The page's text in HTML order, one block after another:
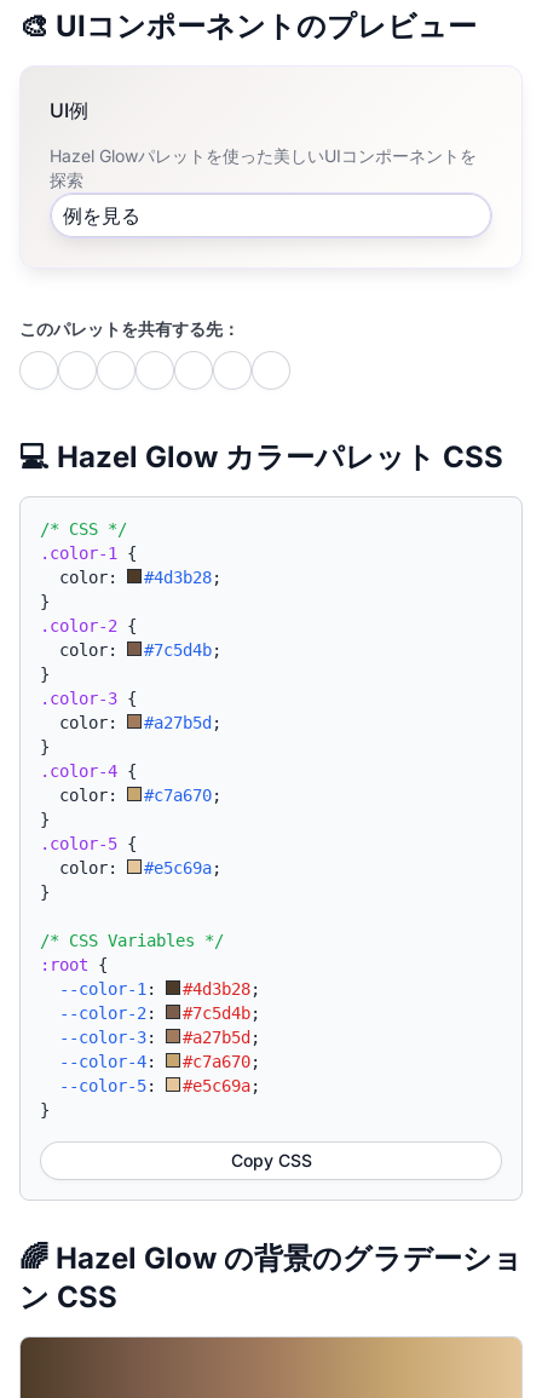
🎨 UIコンポーネントのプレビュー
UI例
Hazel Glowパレットを使った美しいUIコンポーネントを
探索
例を見る
このパレットを共有する先：
💻 Hazel Glow カラーパレット CSS
/* CSS */
.color-1
{
  color:
#4d3b28;
}
.color-2 {
  color:
#7c5d4b;
}
.color-3 {
  color:
#a27b5d ;
}
.color-4 {
  color:
#c7a670;
}
.color-5 {
  color:
#e5c69a;
}
/* CSS Variables */
:root {
--color-1 : #4d3b28;
--color-2 : #7c5d4b;
--color-3: #a27b5d ;
--color-4: #c7a670;
--color-5: #e5c69a;
}
Copy CSS
🌈 Hazel Glow の背景のグラデーショ
ン CSS